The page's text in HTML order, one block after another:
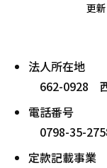
更
法人所在地
662-0928
電話番号
0798-35-
定款記載事業